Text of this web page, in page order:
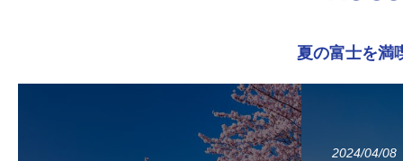
夏の富士を満
2024/04/08